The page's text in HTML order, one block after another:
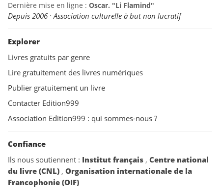
Dernière mise en ligne : Oscar. "Li Flamind"
Depuis 2006 · Association culturelle à but non lucratif
Explorer
Livres gratuits par genre
Lire gratuitement des livres numériques
Publier gratuitement un livre
Contacter Edition999
Association Edition999 : qui sommes-nous ?
Confiance
Ils nous soutiennent : Institut français , Centre national
du livre (CNL) , Organisation internationale de la
Francophonie (OIF)